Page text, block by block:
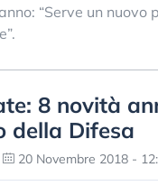
“Serve un
8 novità
della Difesa
20 Novembre 2018 -